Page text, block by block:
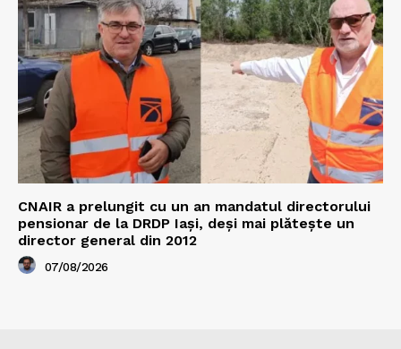
CNAIR a prelungit cu un an mandatul directorului
pensionar de la DRDP Iași, deși mai plătește un
director general din 2012
07/08/2026